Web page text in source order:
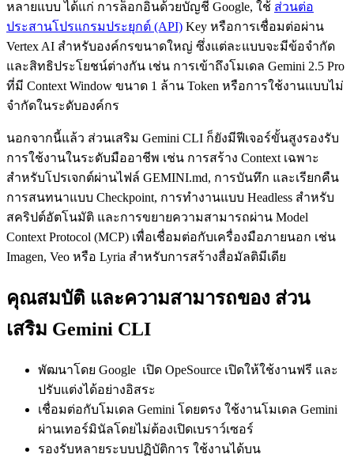
หลายแบบ ได้แก่ การล็อกอินด้วยบัญชี Google, ใช้ ส่วนต่อ
ประสานโปรแกรมประยุกต์ (API) Key หรือการเชื่อมต่อผ่าน
Vertex AI สำหรับองค์กรขนาดใหญ่ ซึ่งแต่ละแบบจะมีข้อจำกัด
และสิทธิประโยชน์ต่างกัน เช่น การเข้าถึงโมเดล Gemini 2.5 Pro
ที่มี Context Window ขนาด 1 ล้าน Token หรือการใช้งานแบบไม่
จำกัดในระดับองค์กร
นอกจากนี้แล้ว ส่วนเสริม Gemini CLI ก็ยังมีฟีเจอร์ขั้นสูงรองรับ
การใช้งานในระดับมืออาชีพ เช่น การสร้าง Context เฉพาะ
สำหรับโปรเจกต์ผ่านไฟล์ GEMINI.md, การบันทึก และเรียกคืน
การสนทนาแบบ Checkpoint, การทำงานแบบ Headless สำหรับ
สคริปต์อัตโนมัติ และการขยายความสามารถผ่าน Model
Context Protocol (MCP) เพื่อเชื่อมต่อกับเครื่องมือภายนอก เช่น
Imagen, Veo หรือ Lyria สำหรับการสร้างสื่อมัลติมีเดีย
คุณสมบัติ และความสามารถของ ส่วน
เสริม Gemini CLI
พัฒนาโดย Google เปิด OpeSource เปิดให้ใช้งานฟรี และ
ปรับแต่งได้อย่างอิสระ
เชื่อมต่อกับโมเดล Gemini โดยตรง ใช้งานโมเดล Gemini
ผ่านเทอร์มินัลโดยไม่ต้องเปิดเบราว์เซอร์
รองรับหลายระบบปฏิบัติการ ใช้งานได้บน